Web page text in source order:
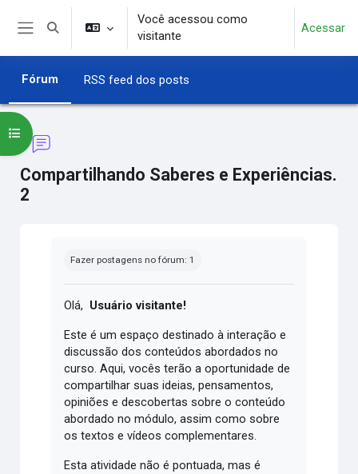
Ir para o conteúdo principal
Alternar entrada de pesquisa
Você acessou como
visitante
Acessar
Fórum RSS feed dos posts
Compartilhando Saberes e Experiências.
2
Abrir índice do curso
Fazer postagens no fórum: 1
Olá, Usuário visitante!
Este é um espaço destinado à interação e
discussão dos conteúdos abordados no
curso. Aqui, vocês terão a oportunidade de
compartilhar suas ideias, pensamentos,
opiniões e descobertas sobre o conteúdo
abordado no módulo, assim como sobre
os textos e vídeos complementares.
Esta atividade não é pontuada, mas é